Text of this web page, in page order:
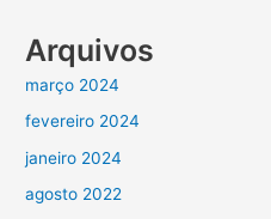
Arquivos
março 2024
fevereiro 2024
janeiro 2024
agosto 2022